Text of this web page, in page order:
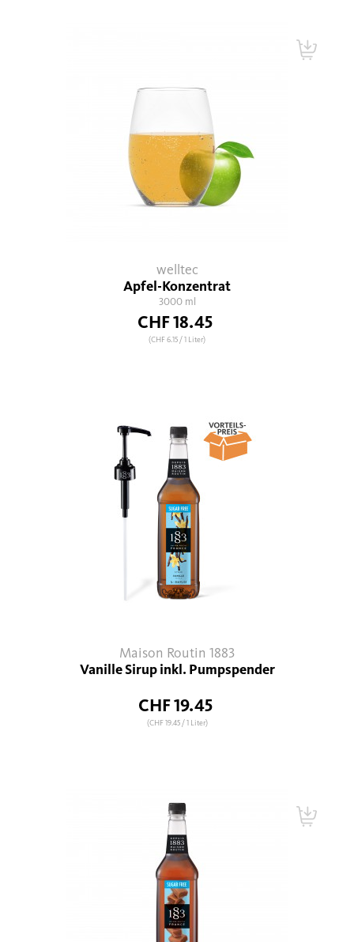
welltec
Apfel-Konzentrat
3000 ml
CHF 18.45
(CHF 6.15/ 1 Liter)
Maison Routin 1883
Vanille Sirup inkl. Pumpspender
CHF 19.45
(CHF 19.45/ 1 Liter)